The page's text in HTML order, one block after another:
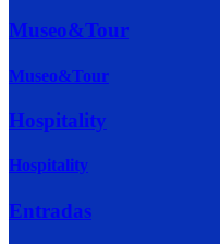
Museo&Tour
Museo&Tour
Hospitality
Hospitality
Entradas